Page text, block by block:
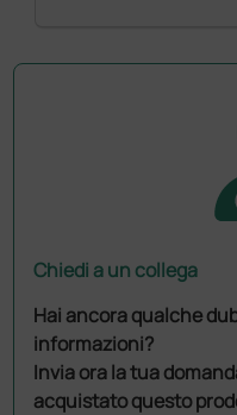
Chiedi a un collega
Hai ancora qualche
informazioni?
Invia ora la tua
acquistato questo